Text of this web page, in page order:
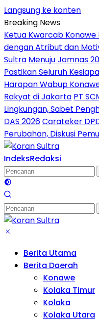
Langsung ke konten
Breaking News
Ketua Kwarcab Konawe
dengan Atribut dan
Sultra Menuju Jamnas
Pastikan Seluruh
Harapan Wabup
Rakyat di Jakarta PT
Lingkungan, Sabet
DAS 2026Carateker
Perubahan, Diskusi
IndeksRedaksi
Berita Utama
Berita Daerah
Konawe
Kolaka Timur
Kolaka
Kolaka Utara